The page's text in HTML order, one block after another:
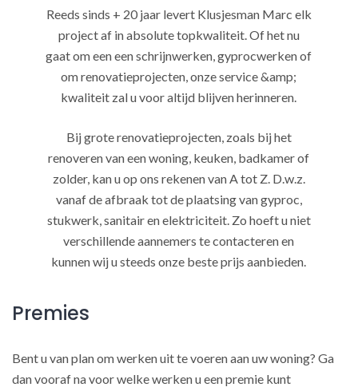
Reeds sinds + 20 jaar levert Klusjesman Marc elk
project af in absolute topkwaliteit. Of het nu
gaat om een een schrijnwerken, gyprocwerken of
om renovatieprojecten, onze service &amp;
kwaliteit zal u voor altijd blijven herinneren.
Bij grote renovatieprojecten, zoals bij het
renoveren van een woning, keuken, badkamer of
zolder, kan u op ons rekenen van A tot Z. D.w.z.
vanaf de afbraak tot de plaatsing van gyproc,
stukwerk, sanitair en elektriciteit. Zo hoeft u niet
verschillende aannemers te contacteren en
kunnen wij u steeds onze beste prijs aanbieden.
Premies
Bent u van plan om werken uit te voeren aan uw woning? Ga
dan vooraf na voor welke werken u een premie kunt